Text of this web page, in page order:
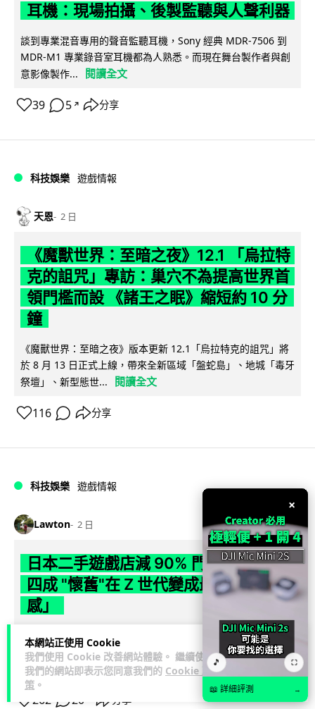
本網站正使用 Cookie
我們使用 Cookie 改善網站體驗。 繼續使用
我們的網站即表示您同意我們的 Cookie 政
策 。
耳機：現場拍攝、後製監聽與人聲利器
談到專業混音專用的聲音監聽耳機，Sony 經典 MDR-7506 到
MDR-M1 專業錄音室耳機都為人熟悉。而現在舞台製作者與創
意影像製作...
閱讀全文
39 5 ↗ 分享
科技娛樂 遊戲情報
天恩 2 日
《魔獸世界：至暗之夜》12.1 「烏拉特
克的詛咒」專訪：巢穴不為提高世界首
領門檻而設 《諸王之眠》縮短約 10 分
鐘
《魔獸世界：至暗之夜》版本更新 12.1「烏拉特克的詛咒」將
於 8 月 13 日正式上線，帶來全新區域「盤蛇島」、地城「毒牙
祭壇」、新型態世...
閱讀全文
116 分享
科技娛樂 遊戲情報
Lawton 2 日
日本二手遊戲店減 90% 門市 業績反增
四成 "懷舊"在 Z 世代變成最潮「新鮮
感」
日本零售巨頭 GEO 將懷舊遊戲銷售門市從 1,000 間大幅減至
99 間，但銷售額卻不降反升至過往的 1.4 倍。做到「減店增
收」奇蹟，... 閱讀全文
262 20 分享
×
🎵 ⛶
📖 詳細評測 →